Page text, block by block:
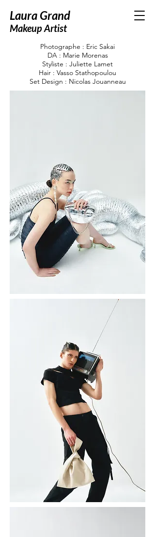
Laura Grand
Makeup Artist
Monnier
Photographe : Eric Sakai
DA : Marie Morenas
Styliste : Juliette Lamet
Hair : Vasso Stathopoulou
Set Design : Nicolas Jouanneau